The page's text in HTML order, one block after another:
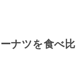
ナツを食べ比